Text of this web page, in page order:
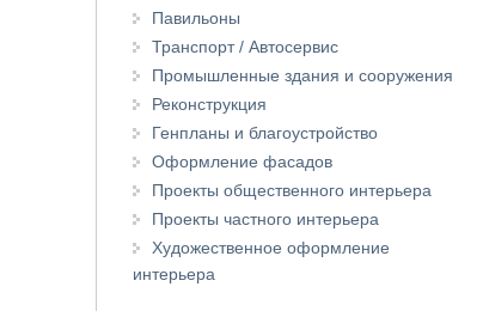
Павильоны
Транспорт / Автосервис
Промышленные здания и сооружения
Реконструкция
Генпланы и благоустройство
Оформление фасадов
Проекты общественного интерьера
Проекты частного интерьера
Художественное оформление
интерьера